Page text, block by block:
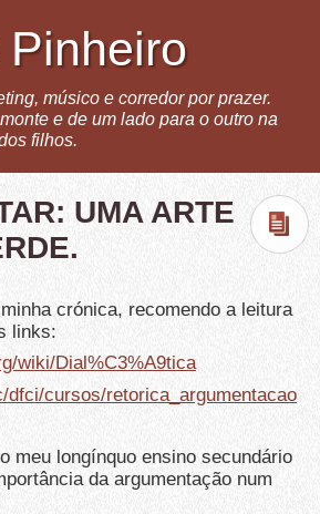
músico e corredor por prazer.
e de um lado para o outro na
filhos.
UMA ARTE
crónica, recomendo a leitura
links:
wiki/Dial%C3%A9tica
dfci/cursos/retorica_argumentacao
meu longínquo ensino secundário
da argumentação num